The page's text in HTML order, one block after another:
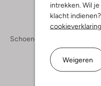
intrekken. Wil
klacht
cookieverklaring
Weigeren
Schoenen